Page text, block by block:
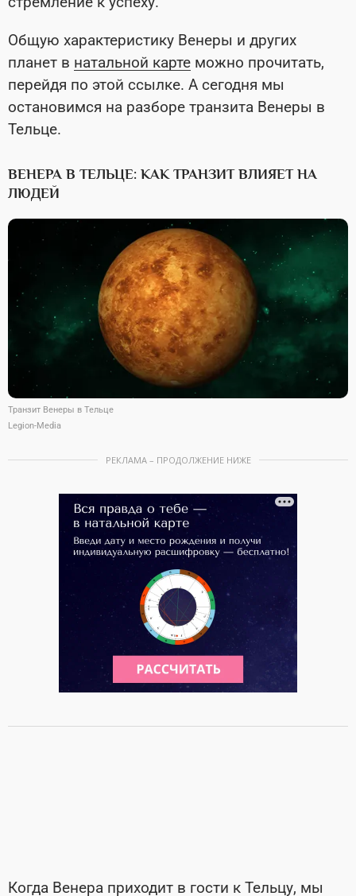
Общую характеристику Венеры и других
планет в натальной карте можно прочитать,
перейдя по этой ссылке. А сегодня мы
остановимся на разборе транзита Венеры в
Тельце.
ВЕНЕРА В ТЕЛЬЦЕ: КАК ТРАНЗИТ ВЛИЯЕТ НА
ЛЮДЕЙ
Транзит Венеры в Тельце
Legion-Media
РЕКЛАМА – ПРОДОЛЖЕНИЕ НИЖЕ
Когда Венера приходит в гости к Тельцу, мы